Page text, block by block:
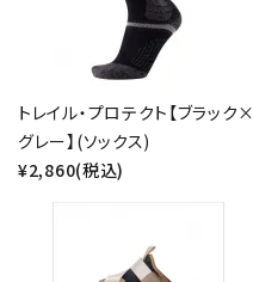
トレイル・プロテクト【ブラック×
グレー】(ソックス)
¥2,860(税込)